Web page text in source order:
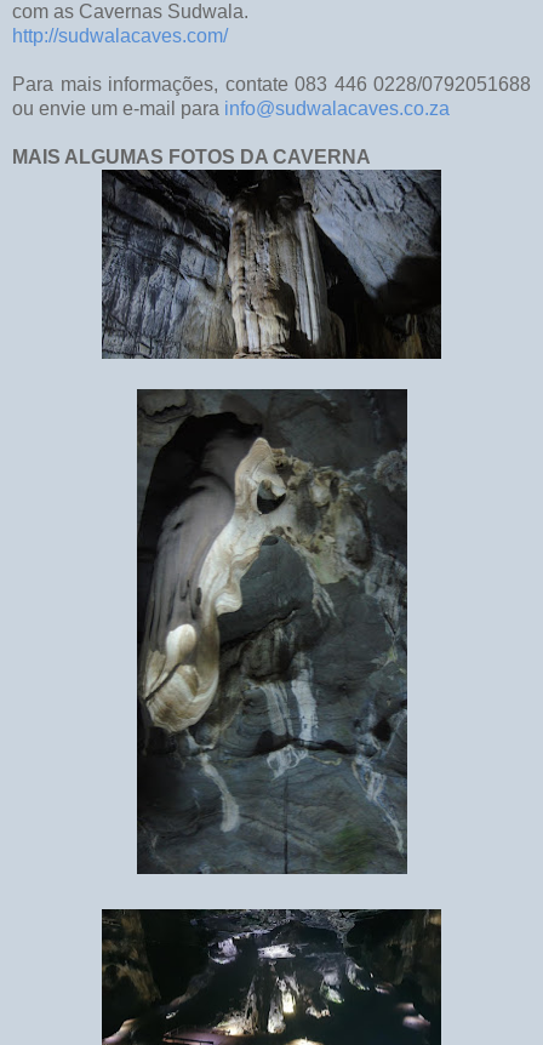
com as Cavernas Sudwala.
http://sudwalacaves.com/
Para mais informações, contate 083 446 0228/0792051688
ou envie um e-mail para info@sudwalacaves.co.za
MAIS ALGUMAS FOTOS DA CAVERNA